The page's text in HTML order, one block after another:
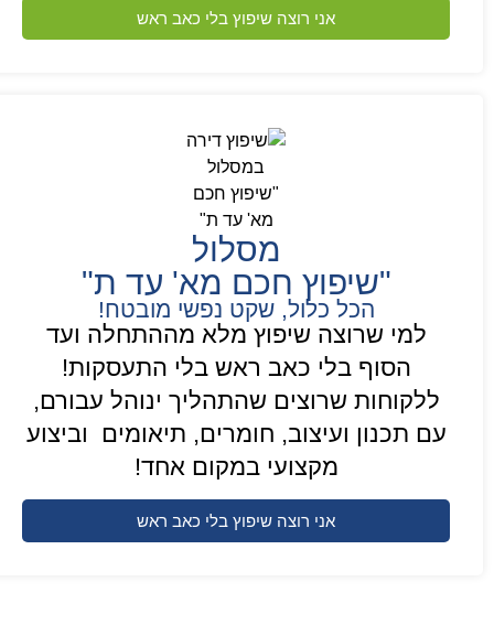
מסלול
"שיפוץ חכם מא' עד ת"
הכל כלול, שקט נפשי מובטח!
למי שרוצה שיפוץ מלא מההתחלה ועד
הסוף בלי כאב ראש בלי התעסקות!
ללקוחות שרוצים שהתהליך ינוהל עבורם,
עם תכנון ועיצוב, חומרים, תיאומים וביצוע
מקצועי במקום אחד!
אני רוצה שיפוץ בלי כאב ראש
אני רוצה שיפוץ בלי כאב ראש